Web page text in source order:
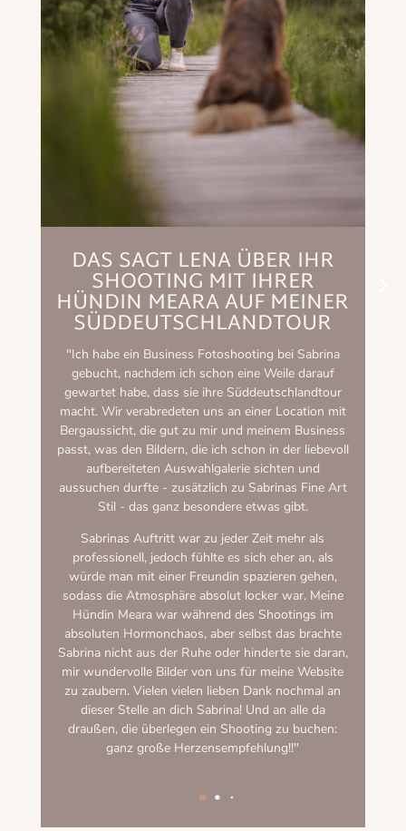
DAS SAGT LENA ÜBER IHR
SHOOTING MIT IHRER
HÜNDIN MEARA AUF MEINER
SÜDDEUTSCHLANDTOUR
"Ich habe ein Business Fotoshooting bei Sabrina
gebucht, nachdem ich schon eine Weile darauf
gewartet habe, dass sie ihre Süddeutschlandtour
macht. Wir verabredeten uns an einer Location mit
Bergaussicht, die gut zu mir und meinem Business
passt, was den Bildern, die ich schon in der liebevoll
aufbereiteten Auswahlgalerie sichten und
aussuchen durfte - zusätzlich zu Sabrinas Fine Art
Stil - das ganz besondere etwas gibt.
Sabrinas Auftritt war zu jeder Zeit mehr als
professionell, jedoch fühlte es sich eher an, als
würde man mit einer Freundin spazieren gehen,
sodass die Atmosphäre absolut locker war. Meine
Hündin Meara war während des Shootings im
absoluten Hormonchaos, aber selbst das brachte
Sabrina nicht aus der Ruhe oder hinderte sie daran,
mir wundervolle Bilder von uns für meine Website
zu zaubern. Vielen vielen lieben Dank nochmal an
dieser Stelle an dich Sabrina! Und an alle da
draußen, die überlegen ein Shooting zu buchen:
ganz große Herzensempfehlung!!"